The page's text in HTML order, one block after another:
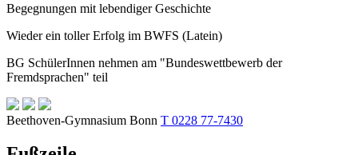
Begegnungen mit lebendiger Geschichte
Wieder ein toller Erfolg im BWFS (Latein)
BG SchülerInnen nehmen am "Bundeswettbewerb der
Fremdsprachen" teil
Beethoven-Gymnasium Bonn T 0228 77-7430